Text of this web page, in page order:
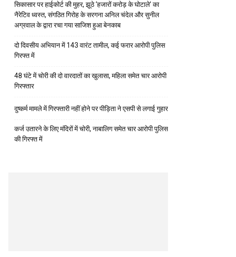
सिकासार पर हाईकोर्ट की मुहर, झूठे ‘हजारों करोड़ के घोटाले’ का
नैरेटिव ध्वस्त, संगठित गिरोह के सरगना अनिल चंदेल और सुनील
अग्रवाल के द्वारा रचा गया साजिश हुआ बेनकाब
दो दिवसीय अभियान में 143 वारंट तामील, कई फरार आरोपी पुलिस
गिरफ्त में
48 घंटे में चोरी की दो वारदातों का खुलासा, महिला समेत चार आरोपी
गिरफ्तार
दुष्कर्म मामले में गिरफ्तारी नहीं होने पर पीड़िता ने एसपी से लगाई गुहार
कर्ज उतारने के लिए मंदिरों में चोरी, नाबालिग समेत चार आरोपी पुलिस
की गिरफ्त में